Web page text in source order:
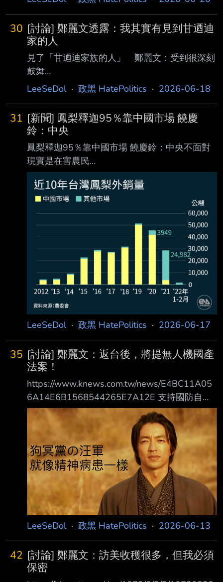
30 [討論] 鄭麗文透露：我其實有見到甘迺迪
家的人
見了「甘迺迪家族的人」 鄭麗文：受到很深刻
鼓舞
https://www.nownews.com/news/6847916 鄭
此行有去甘迺迪圖書館，事實上有見了甘迺 迪
家族的人，但這話題就到此為止，她不再多說
了。 節目主持人歷史哥隨即詢問：「對方有說
可以讓妳說有見到他們嗎？」鄭麗文隨即大笑
說： 「就是不行啊，哈哈哈哈哈！」，所以她
就不說是見了誰，但是她深受感動跟觸動。 心
得： 政黑傻鳥整天酸鄭麗文去美國被冷落， 但
其實鄭麗文有見到甘迺迪家族的成員。 只是不
LeeSeDol· 政黑 HatePolitics · 2026-06-18
31 [新聞] 鳳梨釋迦95％靠中國市場 饒慶
鈴：中央
鳳梨釋迦95％靠中國市場 饒慶鈴：中央不面對
現實是在害農民
https://udn.com/news/story/6656/9571218 聯
合報 台東縣長饒慶鈴日前透過預錄影片參與海
峽論壇相關活動，卻傳出有匿名官員向媒體透露
政 府將進一步查處，引發地方政壇與農業界高
度關注，且持續延燒。饒慶鈴今上午接受廣播節
目專訪表示，台東鳳梨釋迦出口市場95%以上集
中在中國大陸、香港及澳門，是目前最主要 的
市場，若不面對這個現實，等同斷了農民生路。
饒慶鈴指出，當初中國大陸暫停輸入台灣鳳梨釋
迦，原因是檢出介殼蟲及農藥
LeeSeDol· 政黑 HatePolitics · 2026-06-17
35 [討論] 鄭麗文：返台後，將提無人機國產
法案！
https://www.knews.com.tw/news/E4BC11A05
6A14E6B1568544265E7A12E 支持國防自主
政策 擬推國民黨版軍工法案 針對外界高度關
注的國防預算與本土軍工產業議題，鄭麗文澄
清，國民黨從未反對強化台灣 國防力量，且會
優先審查對美軍購預算。在台灣本土軍工產業及
無人機製造方面，鄭麗文表 態支持國防自主政
策，但她指出民進黨目前的提案存在諸多問題，
國民黨無法支持。她透露 ，接受了智庫友人的
建議，正認真思考在返台後由國民黨提出自己的
國防產業版本提案。 心得： 重磅突發消
LeeSeDol· 政黑 HatePolitics · 2026-06-13
42 [討論] 鄭麗文：訪美收穫很多，但我必須
保密